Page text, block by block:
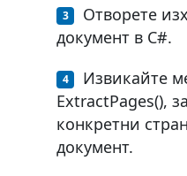
Отворете
документ в C#.
Извикайте
ExtractPages(),
конкретни
документ.